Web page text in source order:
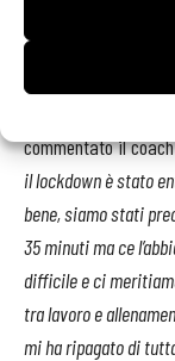
preavviso, una
giovani
Non so tramutare
commentato il coach
il lockdown è stato
bene, siamo stati
35 minuti ma ce
difficile e ci
tra lavoro e
mi ha ripagato di